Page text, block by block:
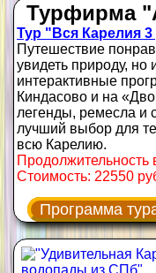
Турфирма
Тур "Вся Карелия 3
Путешествие
увидеть природу, но
интерактивные
Киндасово и на
легенды, ремесла и
лучший выбор для
всю Карелию.
Продолжительность
Стоимость: 22550
Программа